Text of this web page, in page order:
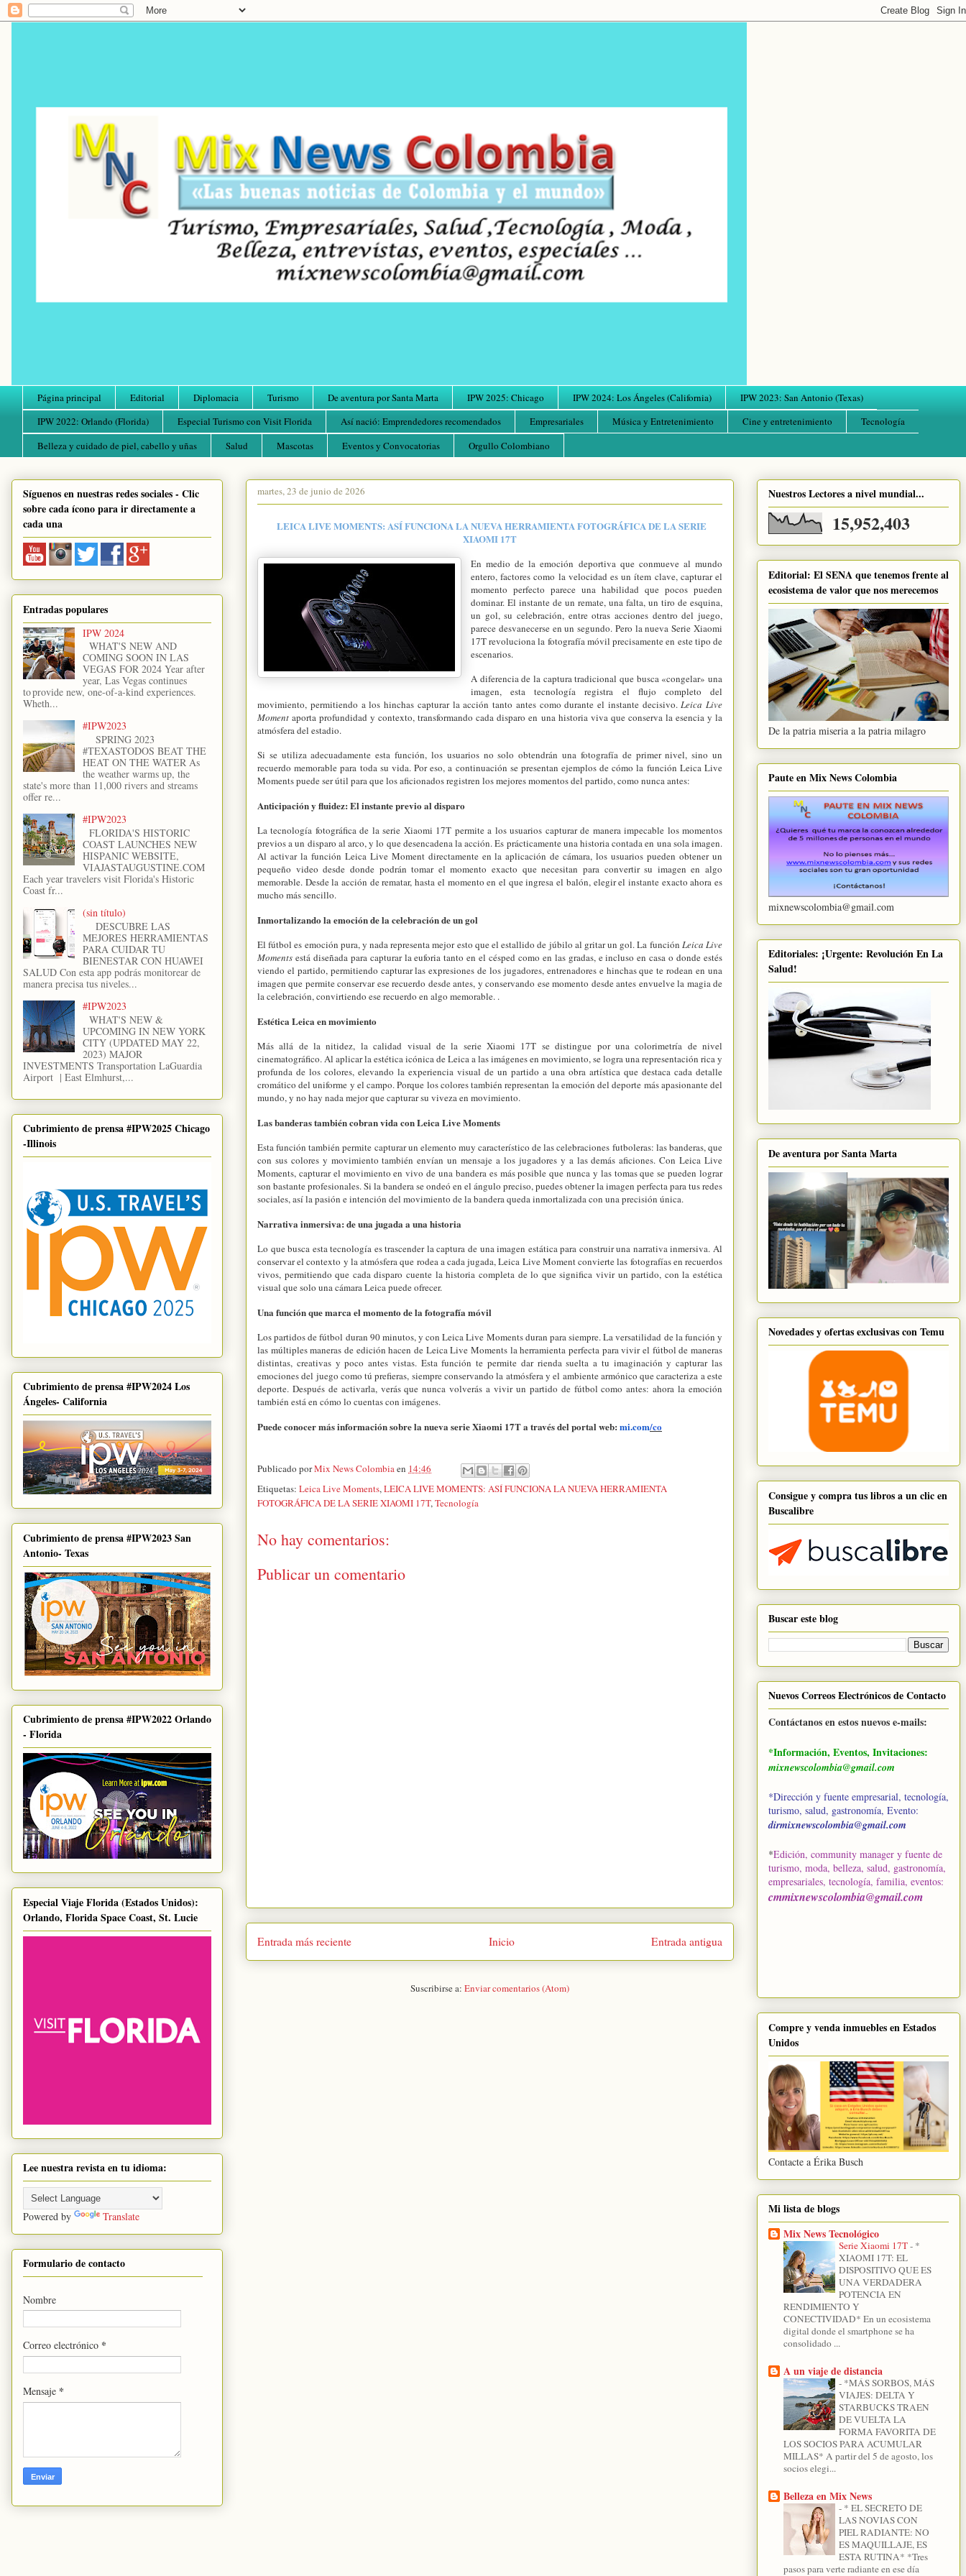
Página principal Editorial Diplomacia Turismo De aventura por Santa Marta IPW 2025: Chicago IPW 2024: Los Ángeles (California)
IPW 2023: San Antonio (Texas)
IPW 2022: Orlando (Florida)
Especial Turismo con Visit Florida Así nació: Emprendedores recomendados Empresariales Música y Entretenimiento Cine y entretenimiento
Tecnología
Belleza y cuidado de piel, cabello y uñas
Salud Mascotas Eventos y Convocatorias Orgullo Colombiano
martes, 23 de junio de 2026
LEICA LIVE MOMENTS: ASÍ FUNCIONA LA NUEVA HERRAMIENTA FOTOGRÁFICA DE LA SERIE
XIAOMI 17T
En medio de la emoción deportiva que conmueve al mundo
entero, factores como la velocidad es un ítem clave, capturar el
momento perfecto parece una habilidad que pocos pueden
dominar. El instante de un remate, una falta, un tiro de esquina,
un gol, su celebración, entre otras acciones dentro del juego,
parece desvanecerse en un segundo. Pero la nueva Serie Xiaomi
17T revoluciona la fotografía móvil precisamente en este tipo de
escenarios.
A diferencia de la captura tradicional que busca «congelar» una
imagen, esta tecnología registra el flujo completo del
movimiento, permitiendo a los hinchas capturar la acción tanto antes como durante el instante decisivo.Leica Live
Moment aporta profundidad y contexto, transformando cada disparo en una historia viva que conserva la esencia y la
atmósfera del estadio.
Si se utiliza adecuadamente esta función, los usuarios no solo obtendrán una fotografía de primer nivel, sino un
recuerdo memorable para toda su vida. Por eso, a continuación se presentan ejemplos de cómo la función Leica Live
Moments puede ser útil para que los aficionados registren los mejores momentos del partido, como nunca antes:
Anticipación y fluidez: El instante previo al disparo
La tecnología fotográfica de la serie Xiaomi 17T permite a los usuarios capturar de manera impecable los momentos
previos a un disparo al arco, y lo que desencadena la acción. Es prácticamente una historia contada en una sola imagen.
Al activar la función Leica Live Moment directamente en la aplicación de cámara, los usuarios pueden obtener un
pequeño video desde donde podrán tomar el momento exacto que necesitan para convertir su imagen en algo
memorable. Desde la acción de rematar, hasta el momento en el que ingresa el balón, elegir el instante exacto ahora es
mucho más sencillo.
Inmortalizando la emoción de la celebración de un gol
El fútbol es emoción pura, y nada representa mejor esto que el estallido de júbilo al gritar un gol. La función Leica Live
Moments está diseñada para capturar la euforia tanto en el césped como en las gradas, e incluso en casa o donde estés
viendo el partido, permitiendo capturar las expresiones de los jugadores, entrenadores e hinchas que te rodean en una
imagen que permite conservar ese recuerdo desde antes, y conservando ese momento desde antes envuelve la magia de
la celebración, convirtiendo ese recuerdo en algo memorable. .
Estética Leica en movimiento
Más allá de la nitidez, la calidad visual de la serie Xiaomi 17T se distingue por una colorimetría de nivel
cinematográfico. Al aplicar la estética icónica de Leica a las imágenes en movimiento, se logra una representación rica y
profunda de los colores, elevando la experiencia visual de un partido a una obra artística que destaca cada detalle
cromático del uniforme y el campo. Porque los colores también representan la emoción del deporte más apasionante del
mundo, y no hay nada mejor que capturar su viveza en movimiento.
Las banderas también cobran vida con Leica Live Moments
Esta función también permite capturar un elemento muy característico de las celebraciones futboleras: las banderas, que
con sus colores y movimiento también envían un mensaje a los jugadores y a las demás aficiones. Con Leica Live
Moments, capturar el movimiento en vivo de una bandera es más posible que nunca y las tomas que se pueden lograr
son bastante profesionales. Si la bandera se ondeó en el ángulo preciso, puedes obtener la imagen perfecta para tus redes
sociales, así la pasión e intención del movimiento de la bandera queda inmortalizada con una precisión única.
Narrativa inmersiva: de una jugada a una historia
Lo que busca esta tecnología es trascender la captura de una imagen estática para construir una narrativa inmersiva. Al
conservar el contexto y la atmósfera que rodea a cada jugada, Leica Live Moment convierte las fotografías en recuerdos
vivos, permitiendo que cada disparo cuente la historia completa de lo que significa vivir un partido, con la estética
visual que solo una cámara Leica puede ofrecer.
Una función que marca el momento de la fotografía móvil
Los partidos de fútbol duran 90 minutos, y con Leica Live Moments duran para siempre. La versatilidad de la función y
las múltiples maneras de edición hacen de Leica Live Moments la herramienta perfecta para vivir el fútbol de maneras
distintas, creativas y poco antes vistas. Esta función te permite dar rienda suelta a tu imaginación y capturar las
emociones del juego como tú prefieras, siempre conservando la atmósfera y el ambiente armónico que caracteriza a este
deporte. Después de activarla, verás que nunca volverás a vivir un partido de fútbol como antes: ahora la emoción
también está en cómo lo cuentas con imágenes.
Puede conocer más información sobre la nueva serie Xiaomi 17T a través del portal web: mi.com/co
Publicado porMix News Colombiaen 14:46
Etiquetas: Leica Live Moments,LEICA LIVE MOMENTS: ASÍ FUNCIONA LA NUEVA HERRAMIENTA
FOTOGRÁFICA DE LA SERIE XIAOMI 17T,Tecnología
No hay comentarios:
Publicar un comentario
Entrada más reciente Entrada antigua
Inicio
Suscribirse a: Enviar comentarios (Atom)
Síguenos en nuestras redes sociales - Clic
sobre cada ícono para ir directamente a
cada una
Entradas populares
IPW 2024
WHAT'S NEW AND
COMING SOON IN LAS
VEGAS FOR 2024 Year after
year, Las Vegas continues
to provide new, one-of-a-kind experiences.
Wheth...
#IPW2023
SPRING 2023
#TEXASTODOS BEAT THE
HEAT ON THE WATER As
the weather warms up, the
state's more than 11,000 rivers and streams
offer re...
#IPW2023
FLORIDA'S HISTORIC
COAST LAUNCHES NEW
HISPANIC WEBSITE,
VIAJASTAUGUSTINE.COM
Each year travelers visit Florida's Historic
Coast fr...
(sin título)
DESCUBRE LAS
MEJORES HERRAMIENTAS
PARA CUIDAR TU
BIENESTAR CON HUAWEI
SALUD Con esta app podrás monitorear de
manera precisa tus niveles...
#IPW2023
WHAT'S NEW &
UPCOMING IN NEW YORK
CITY (UPDATED MAY 22,
2023) MAJOR
INVESTMENTS Transportation LaGuardia
Airport | East Elmhurst,...
Cubrimiento de prensa #IPW2025 Chicago
-Illinois
Cubrimiento de prensa #IPW2024 Los
Ángeles- California
Cubrimiento de prensa #IPW2023 San
Antonio- Texas
Cubrimiento de prensa #IPW2022 Orlando
- Florida
Especial Viaje Florida (Estados Unidos):
Orlando, Florida Space Coast, St. Lucie
Lee nuestra revista en tu idioma:
Powered by Translate
Formulario de contacto
Nombre
Correo electrónico *
Mensaje *
Nuestros Lectores a nivel mundial...
15,952,403
Editorial: El SENA que tenemos frente al
ecosistema de valor que nos merecemos
De la patria miseria a la patria milagro
Paute en Mix News Colombia
mixnewscolombia@gmail.com
Editoriales: ¡Urgente: Revolución En La
Salud!
De aventura por Santa Marta
Novedades y ofertas exclusivas con Temu
Consigue y compra tus libros a un clic en
Buscalibre
Buscar este blog
Nuevos Correos Electrónicos de Contacto
Contáctanos en estos nuevos e-mails:
*Información, Eventos, Invitaciones:
mixnewscolombia@gmail.com
*Dirección y fuente empresarial, tecnología,
turismo, salud, gastronomía, Evento:
dirmixnewscolombia@gmail.com
*Edición, community manager y fuente de
turismo, moda, belleza, salud, gastronomía,
empresariales, tecnología, familia, eventos:
cmmixnewscolombia@gmail.com
Compre y venda inmuebles en Estados
Unidos
Contacte a Érika Busch
Mi lista de blogs
Mix News Tecnológico
Serie Xiaomi 17T- *
XIAOMI 17T: EL
DISPOSITIVO QUE ES
UNA VERDADERA
POTENCIA EN
RENDIMIENTO Y
CONECTIVIDAD* En un ecosistema
digital donde el smartphone se ha
consolidado ...
A un viaje de distancia
- *MÁS SORBOS, MÁS
VIAJES: DELTA Y
STARBUCKS TRAEN
DE VUELTA LA
FORMA FAVORITA DE
LOS SOCIOS PARA ACUMULAR
MILLAS* A partir del 5 de agosto, los
socios elegi...
Belleza en Mix News
- * EL SECRETO DE
LAS NOVIAS CON
PIEL RADIANTE: NO
ES MAQUILLAJE, ES
ESTA RUTINA* *Tres
pasos para verte radiante en ese día